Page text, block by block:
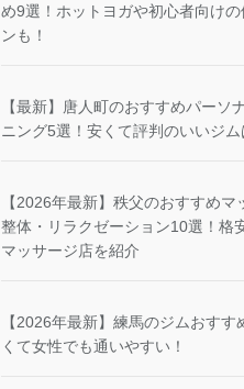
め9選！ホットヨガや初心者向けの
ンも！
【最新】唐人町のおすすめパーソ
ニング5選！安くて評判のいいジム
【2026年最新】秩父のおすすめマ
整体・リラクゼーション10選！格
マッサージ店を紹介
【2026年最新】練馬のジムおすす
くて女性でも通いやすい！